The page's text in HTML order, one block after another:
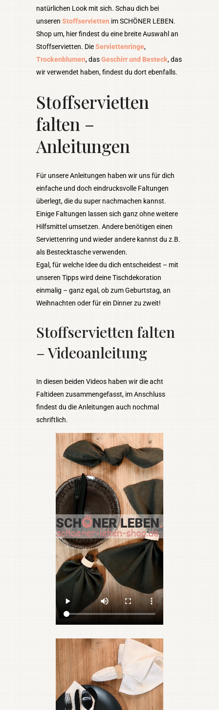
natürlichen Look mit sich. Schau dich bei
unseren Stoffservietten im SCHÖNER LEBEN.
Shop um, hier findest du eine breite Auswahl an
Stoffservietten. DieServiettenringe,
Trockenblumen, dasGeschirr und Besteck, das
wir verwendet haben, findest du dort ebenfalls.
Stoffservietten
falten –
Anleitungen
Für unsere Anleitungen haben wir uns für dich
einfache und doch eindrucksvolle Faltungen
überlegt, die du super nachmachen kannst.
Einige Faltungen lassen sich ganz ohne weitere
Hilfsmittel umsetzen. Andere benötigen einen
Serviettenring und wieder andere kannst du z.B.
als Bestecktasche verwenden.
Egal, für welche Idee du dich entscheidest – mit
unseren Tipps wird deine Tischdekoration
einmalig – ganz egal, ob zum Geburtstag, an
Weihnachten oder für ein Dinner zu zweit!
Stoffservietten falten
– Videoanleitung
In diesen beiden Videos haben wir die acht
Faltideen zusammengefasst, im Anschluss
findest du die Anleitungen auch nochmal
schriftlich.